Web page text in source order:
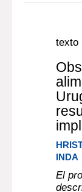
texto